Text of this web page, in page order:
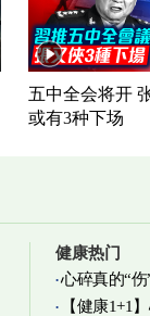
五中全会将开
或有3种下场
健康热门
心碎真的“
【健康1+1